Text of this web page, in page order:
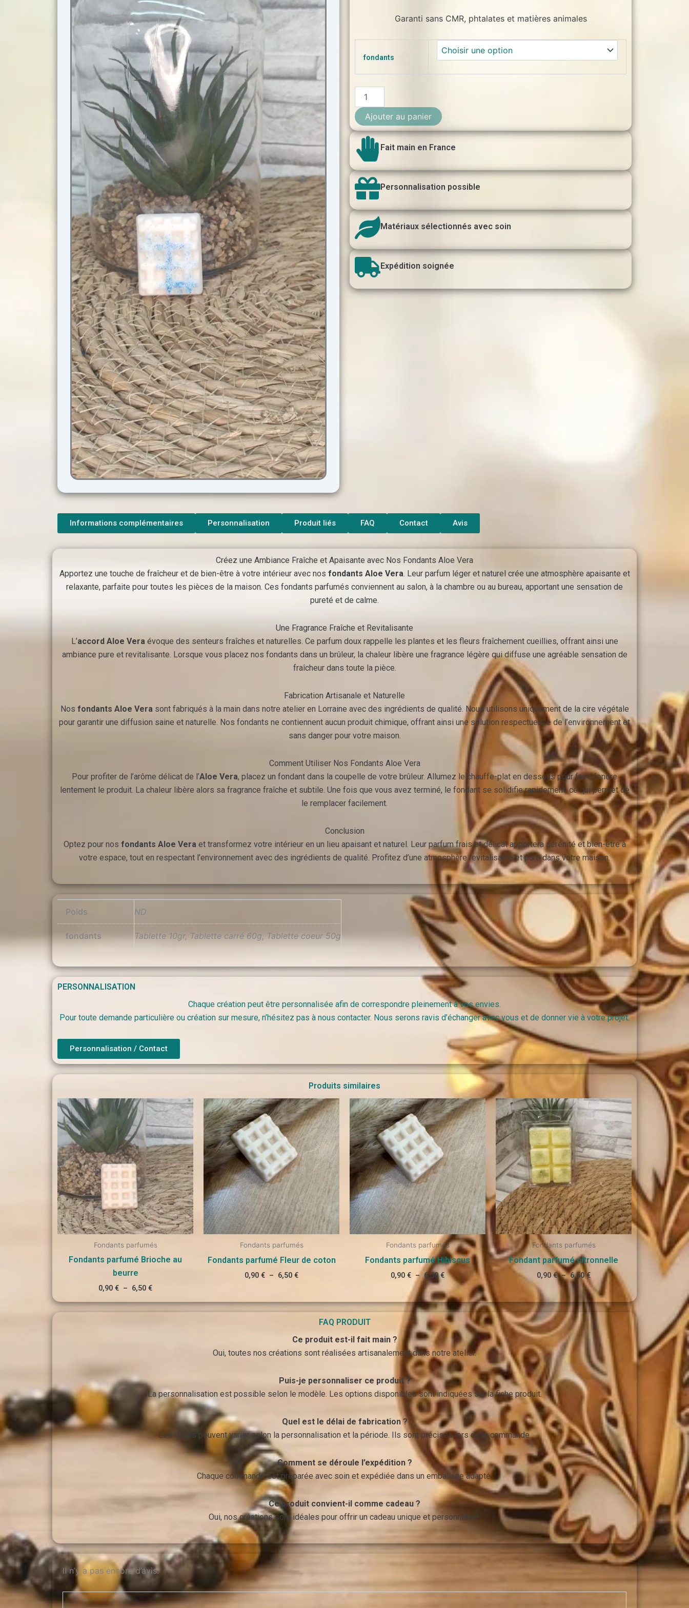
Garanti sans CMR, phtalates et matières animales
fondants
parfumé
Aloe
Vera
Ajouter au panier
Fait main en France
Personnalisation possible
Matériaux sélectionnés avec soin
Expédition soignée
Informations complémentaires Personnalisation Produit liés FAQ Contact Avis
Créez une Ambiance Fraîche et Apaisante avec Nos Fondants Aloe Vera
Apportez une touche de fraîcheur et de bien-être à votre intérieur avec nos fondants Aloe Vera. Leur parfum léger et naturel crée une atmosphère apaisante et
relaxante, parfaite pour toutes les pièces de la maison. Ces fondants parfumés conviennent au salon, à la chambre ou au bureau, apportant une sensation de
pureté et de calme.
Une Fragrance Fraîche et Revitalisante
L’accord Aloe Vera évoque des senteurs fraîches et naturelles. Ce parfum doux rappelle les plantes et les fleurs fraîchement cueillies, offrant ainsi une
ambiance pure et revitalisante. Lorsque vous placez nos fondants dans un brûleur, la chaleur libère une fragrance légère qui diffuse une agréable sensation de
fraîcheur dans toute la pièce.
Fabrication Artisanale et Naturelle
Nos fondants Aloe Vera sont fabriqués à la main dans notre atelier en Lorraine avec des ingrédients de qualité. Nous utilisons uniquement de la cire végétale
pour garantir une diffusion saine et naturelle. Nos fondants ne contiennent aucun produit chimique, offrant ainsi une solution respectueuse de l’environnement et
sans danger pour votre maison.
Comment Utiliser Nos Fondants Aloe Vera
Pour profiter de l’arôme délicat de l’Aloe Vera, placez un fondant dans la coupelle de votre brûleur. Allumez le chauffe-plat en dessous pour faire fondre
lentement le produit. La chaleur libère alors sa fragrance fraîche et subtile. Une fois que vous avez terminé, le fondant se solidifie rapidement, ce qui permet de
le remplacer facilement.
Conclusion
Optez pour nos fondants Aloe Vera et transformez votre intérieur en un lieu apaisant et naturel. Leur parfum frais et délicat apportera sérénité et bien-être à
votre espace, tout en respectant l’environnement avec des ingrédients de qualité. Profitez d’une atmosphère revitalisante et pure dans votre maison.
Poids ND
fondants Tablette 10gr, Tablette carré 60g, Tablette coeur 50g
PERSONNALISATION
Chaque création peut être personnalisée afin de correspondre pleinement à vos envies.
Pour toute demande particulière ou création sur mesure, n’hésitez pas à nous contacter. Nous serons ravis d’échanger avec vous et de donner vie à votre projet.
Personnalisation / Contact
Produits similaires
Fondants parfumés
Fondants parfumé Brioche au
beurre
0,90 € – 6,50 €
Plage
de
prix :
0,90 €
à
6,50 €
Fondants parfumés
Fondants parfumé Fleur de coton
0,90 € – 6,50 €
Plage
de
prix :
0,90 €
à
6,50 €
Fondants parfumés
Fondants parfumé Hibiscus
0,90 € – 6,50€
Plage
de
prix :
0,90 €
à
6,50 €
Fondants parfumés
Fondant parfumé citronnelle
0,90€ – 6,50€
Plage
de
prix :
0,90 €
à
6,50 €
FAQ PRODUIT
Ce produit est-il fait main ?
Oui, toutes nos créations sont réalisées artisanalement dans notre atelier.
Puis-je personnaliser ce produit ?
La personnalisation est possible selon le modèle. Les options disponibles sont indiquées sur la fiche produit.
Quel est le délai de fabrication ?
Les délais peuvent varier selon la personnalisation et la période. Ils sont précisés lors de la commande.
Comment se déroule l’expédition ?
Chaque commande est préparée avec soin et expédiée dans un emballage adapté.
Ce produit convient-il comme cadeau ?
Oui, nos créations sont idéales pour offrir un cadeau unique et personnalisé.
Il n’y a pas encore d’avis.